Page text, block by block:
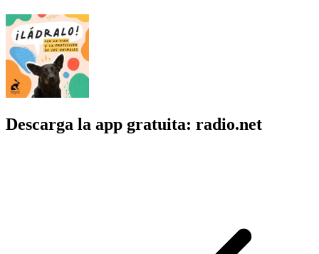
Descarga la app gratuita: radio.net